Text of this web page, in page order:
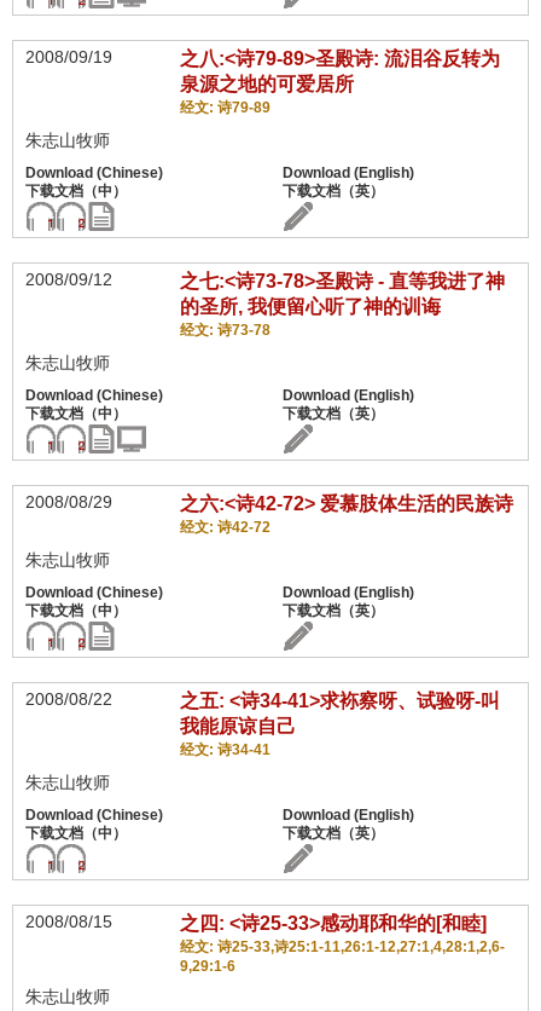
2008/09/19
之八:<诗79-89>圣殿诗: 流泪谷反转为
泉源之地的可爱居所
经文: 诗79-89
朱志山牧师
2008/09/12
之七:<诗73-78>圣殿诗 - 直等我进了神
的圣所, 我便留心听了神的训诲
经文: 诗73-78
朱志山牧师
2008/08/29 之六:<诗42-72> 爱慕肢体生活的民族诗
经文: 诗42-72
朱志山牧师
2008/08/22
之五: <诗34-41>求袮察呀、试验呀-叫
我能原谅自己
经文: 诗34-41
朱志山牧师
2008/08/15 之四: <诗25-33>感动耶和华的[和睦]
经文: 诗25-33,诗25:1-11,26:1-12,27:1,4,28:1,2,6-
9,29:1-6
朱志山牧师